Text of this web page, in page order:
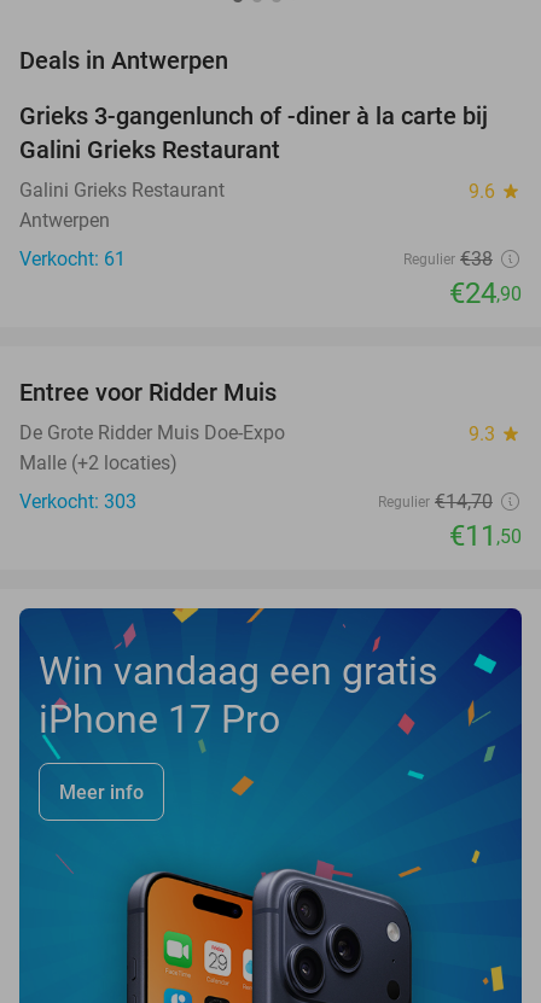
Deals in Antwerpen
34%
Grieks 3-gangenlunch of -diner à la carte bij
Galini Grieks Restaurant
Galini Grieks Restaurant 9.6 star
Antwerpen
Verkocht: 61
Regulier €38
€24,90
TODAY
Entree voor Ridder Muis
De Grote Ridder Muis Doe-Expo 9.3 star
Malle (+2 locaties)
Verkocht: 303
Regulier €14,70
€11 ,50
Win vandaag een gratis
iPhone 17 Pro
Meer info